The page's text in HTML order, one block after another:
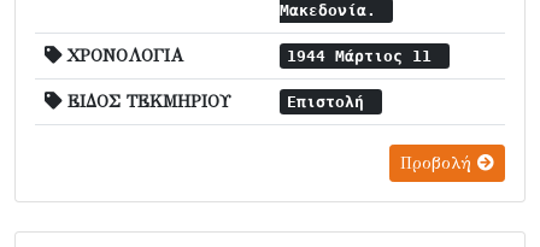
Μακεδονία.
ΧΡΟΝΟΛΟΓΙΑ 1944 Μάρτιος 11
ΕΙΔΟΣ ΤΕΚΜΗΡΙΟΥ Επιστολή
Προβολή